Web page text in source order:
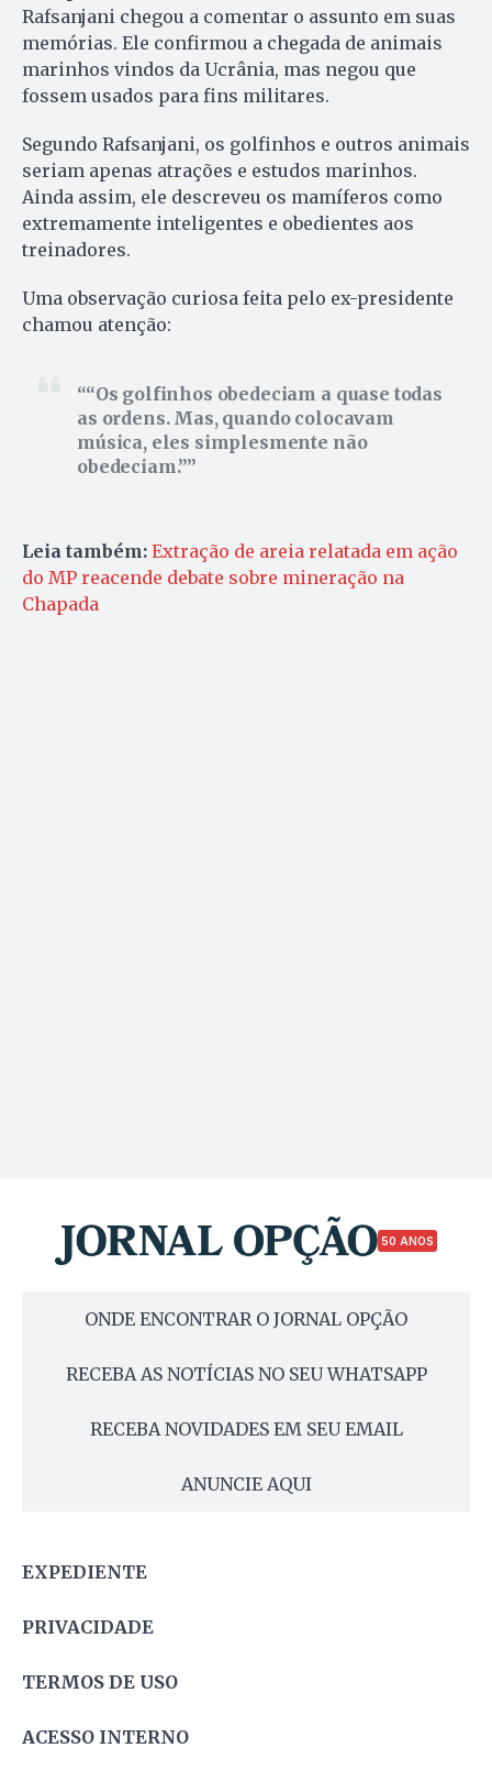
Rafsanjani chegou a comentar o assunto em suas
memórias. Ele confirmou a chegada de animais
marinhos vindos da Ucrânia, mas negou que
fossem usados para fins militares.
Segundo Rafsanjani, os golfinhos e outros animais
seriam apenas atrações e estudos marinhos.
Ainda assim, ele descreveu os mamíferos como
extremamente inteligentes e obedientes aos
treinadores.
Uma observação curiosa feita pelo ex-presidente
chamou atenção:
“Os golfinhos obedeciam a quase todas
as ordens. Mas, quando colocavam
música, eles simplesmente não
obedeciam.”
Leia também: Extração de areia relatada em ação
do MP reacende debate sobre mineração na
Chapada
50 ANOS
ONDE ENCONTRAR O JORNAL OPÇÃO
RECEBA AS NOTÍCIAS NO SEU WHATSAPP
RECEBA NOVIDADES EM SEU EMAIL
ANUNCIE AQUI
EXPEDIENTE
PRIVACIDADE
TERMOS DE USO
ACESSO INTERNO